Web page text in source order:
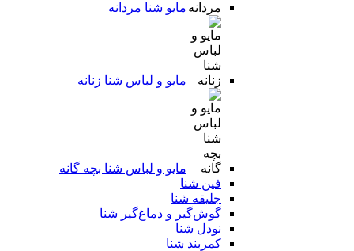
مایو شنا مردانه
مایو و لباس شنا زنانه
مایو و لباس شنا بچه گانه
فین شنا
جلیقه شنا
گوش‌گیر و دماغ‌گیر شنا
نودل شنا
کمربند شنا